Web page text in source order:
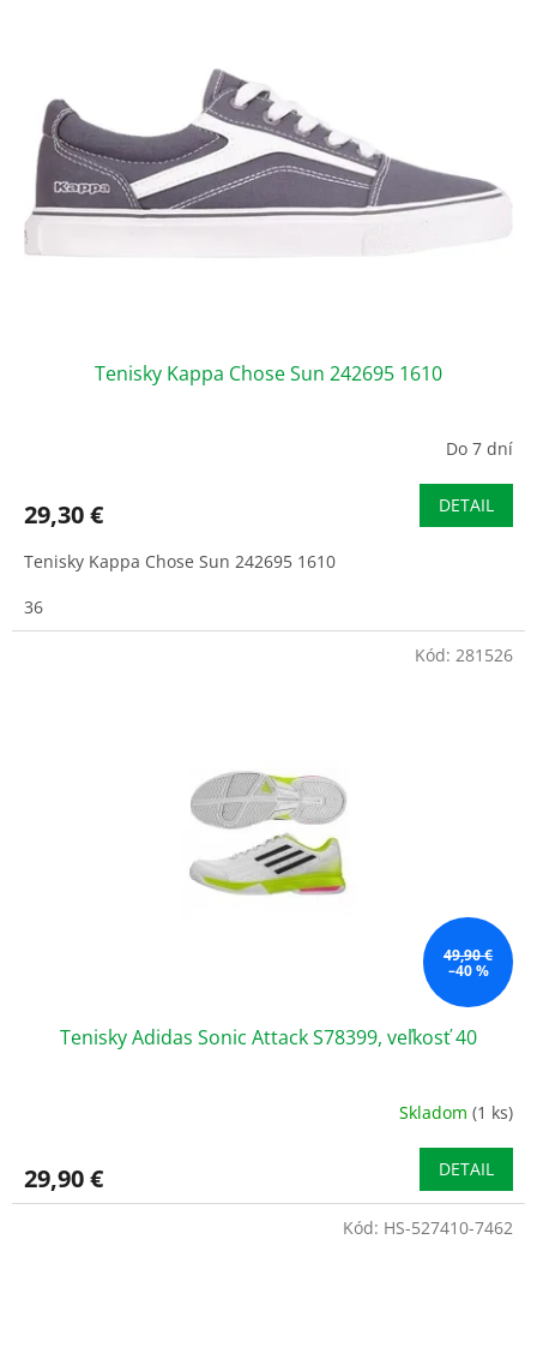
Tenisky Kappa Chose Sun 242695 1610
Do 7 dní
29,30 € DETAIL
Tenisky Kappa Chose Sun 242695 1610
36
49,90 €
–40 %
Tenisky Adidas Sonic Attack S78399, veľkosť 40
Skladom (1 ks)
29,90 € DETAIL
Kód: 281526
Kód: HS-527410-7462